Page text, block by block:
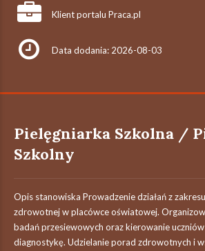
Klient portalu Praca.pl
Data dodania: 2026-08-03
Pielęgniarka Szkolna /
Szkolny
Opis stanowiska Prowadzenie działań z
zdrowotnej w placówce oświatowej.
badań przesiewowych oraz kierowanie uczniów
diagnostykę. Udzielanie porad zdrowotnych i